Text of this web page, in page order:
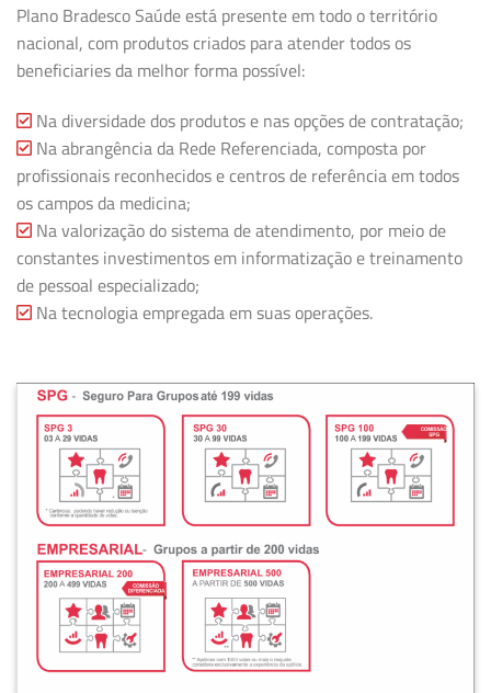
Plano Bradesco Saúde está presente em todo o território
nacional, com produtos criados para atender todos os
beneficiaries da melhor forma possível:
Na diversidade dos produtos e nas opções de contratação;
Na abrangência da Rede Referenciada, composta por
profissionais reconhecidos e centros de referência em todos
os campos da medicina;
Na valorização do sistema de atendimento, por meio de
constantes investimentos em informatização e treinamento
de pessoal especializado;
Na tecnologia empregada em suas operações.